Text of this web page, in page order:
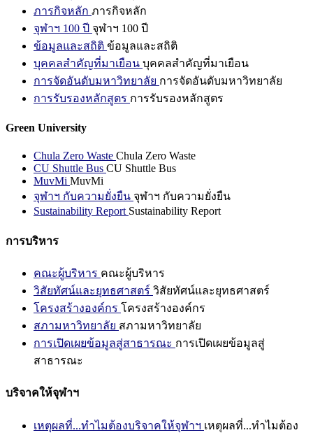
ภารกิจหลัก ภารกิจหลัก
จุฬาฯ 100 ปี จุฬาฯ 100 ปี
ข้อมูลและสถิติ ข้อมูลและสถิติ
บุคคลสำคัญที่มาเยือน บุคคลสำคัญที่มาเยือน
การจัดอันดับมหาวิทยาลัย การจัดอันดับมหาวิทยาลัย
การรับรองหลักสูตร การรับรองหลักสูตร
Green University
Chula Zero Waste Chula Zero Waste
CU Shuttle Bus CU Shuttle Bus
MuvMi MuvMi
จุฬาฯ กับความยั่งยืน จุฬาฯ กับความยั่งยืน
Sustainability Report Sustainability Report
การบริหาร
คณะผู้บริหาร คณะผู้บริหาร
วิสัยทัศน์และยุทธศาสตร์ วิสัยทัศน์และยุทธศาสตร์
โครงสร้างองค์กร โครงสร้างองค์กร
สภามหาวิทยาลัย สภามหาวิทยาลัย
การเปิดเผยข้อมูลสู่สาธารณะ การเปิดเผยข้อมูลสู่
สาธารณะ
บริจาคให้จุฬาฯ
เหตุผลที่...ทำไมต้องบริจาคให้จุฬาฯ เหตุผลที่...ทำไมต้อง